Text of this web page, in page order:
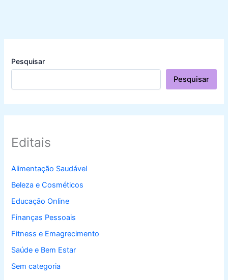
Pesquisar
Pesquisar
Editais
Alimentação Saudável
Beleza e Cosméticos
Educação Online
Finanças Pessoais
Fitness e Emagrecimento
Saúde e Bem Estar
Sem categoria